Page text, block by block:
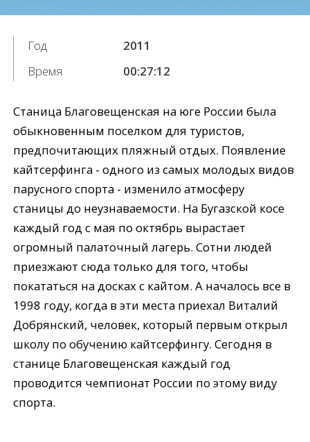
Год
2011
Время
00:27:12
Станица Благовещенская на юге России была
обыкновенным поселком для туристов,
предпочитающих пляжный отдых. Появление
кайтсерфинга - одного из самых молодых видов
парусного спорта - изменило атмосферу
станицы до неузнаваемости. На Бугазской косе
каждый год с мая по октябрь вырастает
огромный палаточный лагерь. Сотни людей
приезжают сюда только для того, чтобы
покататься на досках с кайтом. А началось все в
1998 году, когда в эти места приехал Виталий
Добрянский, человек, который первым открыл
школу по обучению кайтсерфингу. Сегодня в
станице Благовещенская каждый год
проводится чемпионат России по этому виду
спорта.